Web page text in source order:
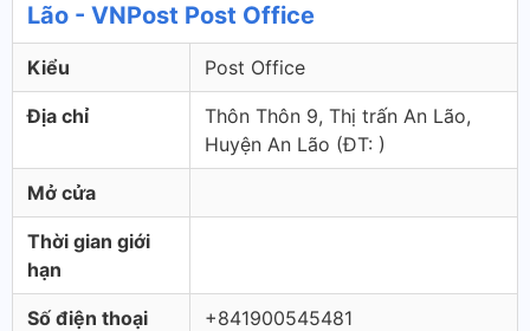
Lão - VNPost Post Office
Kiểu Post Office
Địa chỉ
Thôn Thôn 9, Thị trấn An Lão,
Huyện An Lão (ÐT: )
Mở cửa
Thời gian giới
hạn
Số điện thoại +841900545481